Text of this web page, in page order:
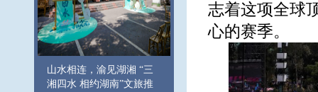
山水相连，渝见湖湘 “三
湘四水 相约湖南”文旅推
志着这项全球
心的赛季。